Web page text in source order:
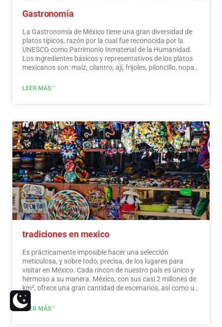
Gastronomía
La Gastronomía de México tiene una gran diversidad de
platos típicos, razón por la cual fue reconocida por la
UNESCO como Patrimonio Inmaterial de la Humanidad.
Los ingredientes básicos y representativos de los platos
mexicanos son: maíz, cilantro, ají, frijoles, piloncillo, nopal
sus salsas, que sirven de acompañamiento a platos
LEER MÁS "
tradiciones en mexico
Es prácticamente imposible hacer una selección
meticulosa, y sobre todo, precisa, de los lugares para
visitar en México. Cada rincón de nuestro país es único y
hermoso a su manera. México, con sus casi 2 millones de
km², ofrece una gran cantidad de escenarios, así como un
sinfín de actividades. No te pierdas y descubre los lugares
que visitar en México. En México, además de las playas y
LEER MÁS "